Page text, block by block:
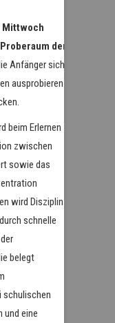
Mittwoch
der
Anfänger sich
ausprobieren
beim Erlernen
zwischen
sowie das
wird Disziplin
schnelle
belegt
schulischen
und eine